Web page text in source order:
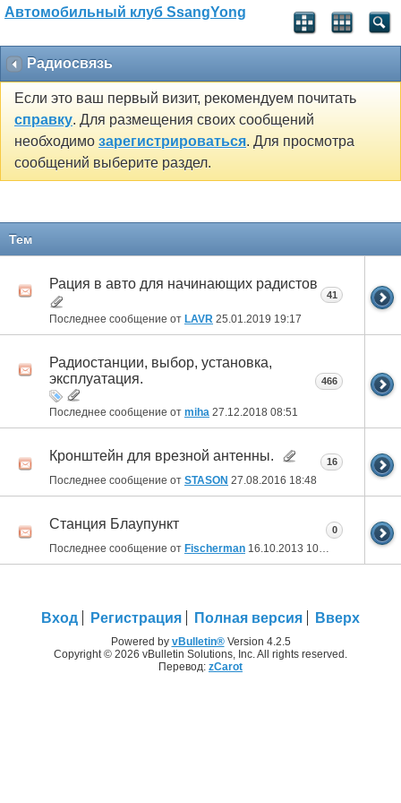
Автомобильный клуб SsangYong
Радиосвязь
Если это ваш первый визит, рекомендуем почитать
справку. Для размещения своих сообщений
необходимо зарегистрироваться. Для просмотра
сообщений выберите раздел.
Тем
Рация в авто для начинающих радистов
Последнее сообщение от LAVR 25.01.2019 19:17
41
Радиостанции, выбор, установка,
эксплуатация.
Последнее сообщение от miha 27.12.2018 08:51
466
Кронштейн для врезной антенны.
Последнее сообщение от STASON 27.08.2016 18:48
16
Станция Блаупункт
Последнее сообщение от Fischerman 16.10.2013 10:53
0
Вход Регистрация Полная версия Вверх
Powered by vBulletin®Version 4.2.5
Copyright © 2026 vBulletin Solutions, Inc. All rights reserved.
Перевод: zCarot